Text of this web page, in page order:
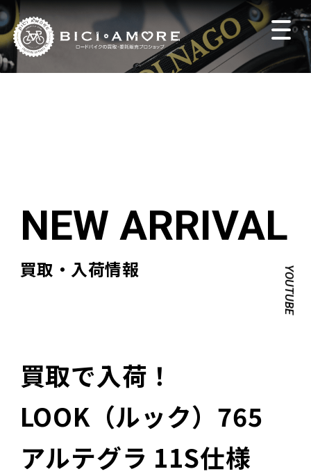
買取・入荷情報 YOUTUBE
買取で入荷！
LOOK（ルック）765
アルテグラ 11S仕様